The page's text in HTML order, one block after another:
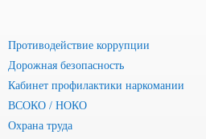
Противодействие коррупции
Дорожная безопасность
Кабинет профилактики наркомании
ВСОКО / НОКО
Охрана труда